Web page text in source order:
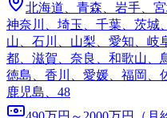
北海道、青森、岩手、
神奈川、埼玉、千葉、茨城
山、石川、山梨、愛知、岐
都、滋賀、奈良、和歌山、
徳島、香川、愛媛、福岡、
鹿児島、48